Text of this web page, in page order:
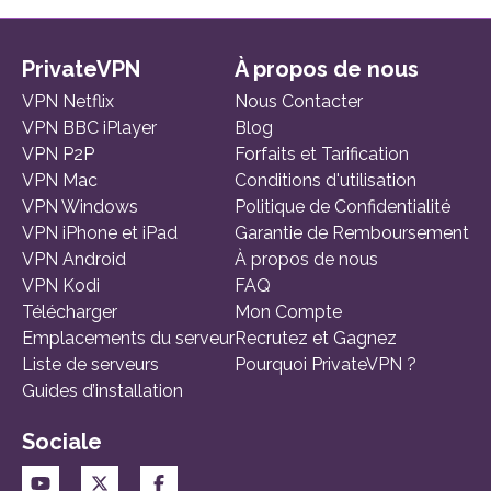
PrivateVPN
VPN Netflix
VPN BBC iPlayer
VPN P2P
VPN Mac
VPN Windows
VPN iPhone et iPad
VPN Android
VPN Kodi
Télécharger
Emplacements du serveur
Liste de serveurs
Guides d’installation
À propos de nous
Nous Contacter
Blog
Forfaits et Tarification
Conditions d'utilisation
Politique de Confidentialité
Garantie de Remboursement
À propos de nous
FAQ
Mon Compte
Recrutez et Gagnez
Pourquoi PrivateVPN ?
Sociale